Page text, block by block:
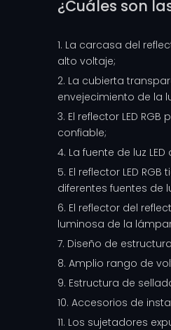
¿Cuáles son
1. La carcasa del
alto voltaje;
2. La cubierta
envejecimiento de la
3. El reflector LED
confiable;
4. La fuente de luz
5. El reflector LED
diferentes fuentes de
6. El reflector del
luminosa de la
7. Diseño de
8. Amplio rango de
9. Estructura de
10. Accesorios de
11. Los sujetadores